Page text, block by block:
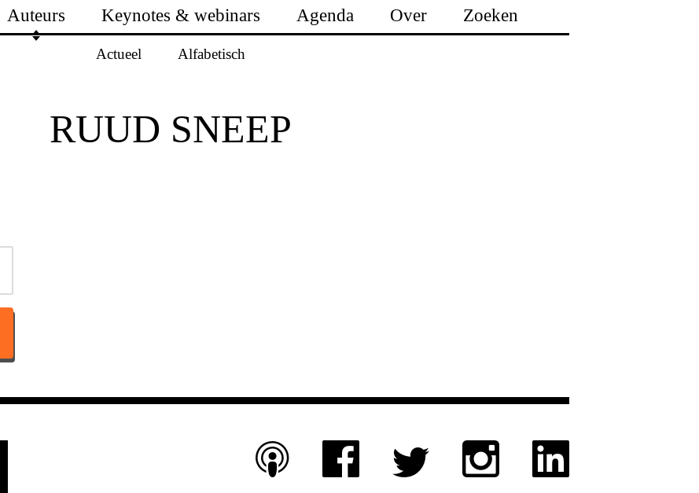
Auteurs
Actueel Alfabetisch
Keynotes & webinars Agenda Over Zoeken
RUUD SNEEP